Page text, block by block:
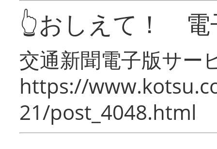
👆おしえて！ 電
交通新聞電子版サー
https://
21/post_4048.html